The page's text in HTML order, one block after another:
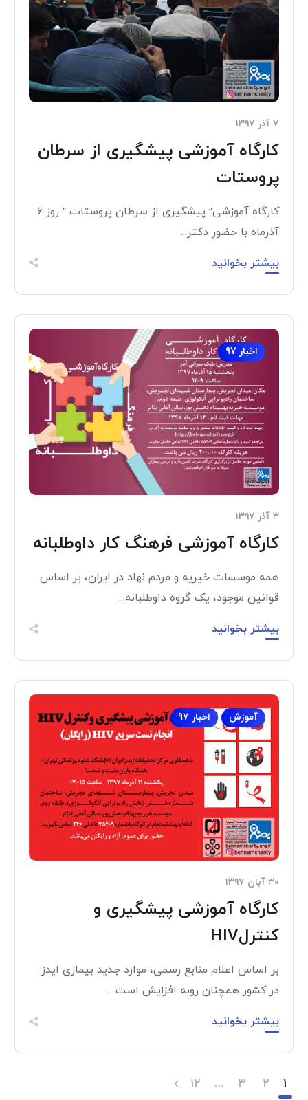
۷ آذر ۱۳۹۷
کارگاه آموزشی پیشگیری از سرطان
پروستات
کارگاه آموزشی” پیشگیری از سرطان پروستات ” روز ۶
آذرماه با حضور دکتر...
بیشتر بخوانید
اخبار 97
۳ آذر ۱۳۹۷
کارگاه آموزشی فرهنگ کار داوطلبانه
همه موسسات خیریه و مردم نهاد در ایران، بر اساس
قوانین موجود، یک گروه داوطلبانه...
بیشتر بخوانید
آموزش اخبار 97
۳۰ آبان ۱۳۹۷
کارگاه آموزشی پیشگیری و
کنترلHIV
بر اساس اعلام منابع رسمی، موارد جدید بیماری ایدز
در کشور همچنان روبه افزایش است....
بیشتر بخوانید
۱ ۲ ۳ … ۱۲